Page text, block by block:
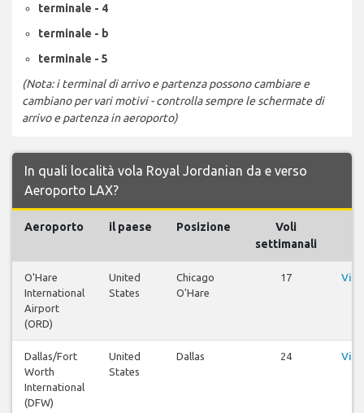
terminale - 4
terminale - b
terminale - 5
(Nota: i terminal di arrivo e partenza possono cambiare e
cambiano per vari motivi - controlla sempre le schermate di
arrivo e partenza in aeroporto)
In quali località vola Royal Jordanian da e verso
Aeroporto LAX?
Aeroporto il paese Posizione
Voli
settimanali
O'Hare
International
Airport
(ORD)
United
States
Chicago
O'Hare
17
Dallas/Fort
Worth
International
(DFW)
United
States
Dallas 24